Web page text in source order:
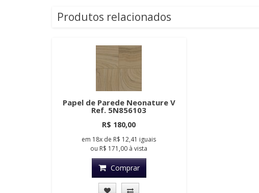
Produtos relacionados
Papel de Parede Neonature V
Ref. 5N856103
R$ 180,00
em 18x de R$ 12,41 iguais
ou R$ 171,00 à vista
Comprar